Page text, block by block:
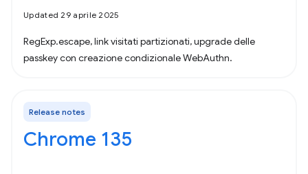
Updated 29 aprile 2025
RegExp.escape, link visitati partizionati, upgrade delle
passkey con creazione condizionale WebAuthn.
Release notes
Chrome 135